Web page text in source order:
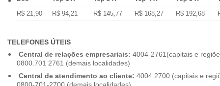
R$ 21,90
R$ 94,21 R$ 145,77 R$ 168,27 R$ 192,68
TELEFONES ÚTEIS
Central de relações empresariais: 4004-2761(capitais e
0800.701 2761 (demais localidades)
Central de atendimento ao cliente: 4004 2700 (capitais e